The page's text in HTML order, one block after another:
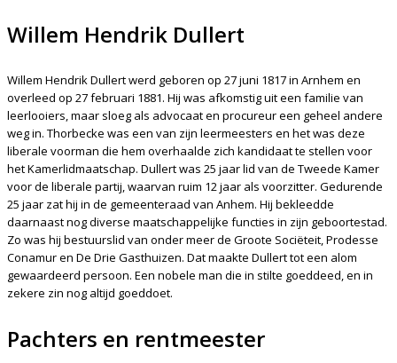
Willem Hendrik Dullert
Willem Hendrik Dullert werd geboren op 27 juni 1817 in Arnhem en
overleed op 27 februari 1881. Hij was afkomstig uit een familie van
leerlooiers, maar sloeg als advocaat en procureur een geheel andere
weg in. Thorbecke was een van zijn leermeesters en het was deze
liberale voorman die hem overhaalde zich kandidaat te stellen voor
het Kamerlidmaatschap. Dullert was 25 jaar lid van de Tweede Kamer
voor de liberale partij, waarvan ruim 12 jaar als voorzitter. Gedurende
25 jaar zat hij in de gemeenteraad van Anhem. Hij bekleedde
daarnaast nog diverse maatschappelijke functies in zijn geboortestad.
Zo was hij bestuurslid van onder meer de Groote Sociëteit, Prodesse
Conamur en De Drie Gasthuizen. Dat maakte Dullert tot een alom
gewaardeerd persoon. Een nobele man die in stilte goeddeed, en in
zekere zin nog altijd goeddoet.
Pachters en rentmeester